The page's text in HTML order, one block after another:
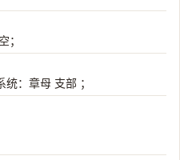
；
：章母 支部 ；